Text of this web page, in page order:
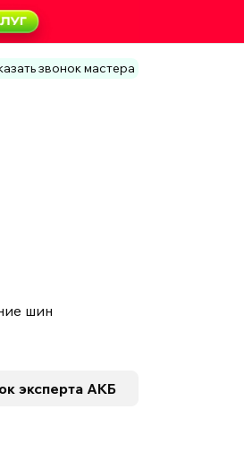
звонок мастера
шин
эксперта АКБ